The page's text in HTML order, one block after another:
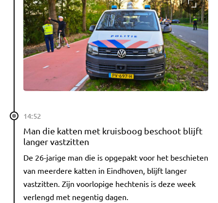
14:52
Man die katten met kruisboog beschoot blijft
langer vastzitten
De 26-jarige man die is opgepakt voor het beschieten
van meerdere katten in Eindhoven, blijft langer
vastzitten. Zijn voorlopige hechtenis is deze week
verlengd met negentig dagen.